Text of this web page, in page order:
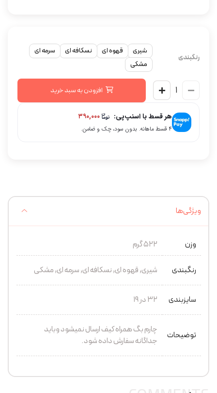
رنگبندی
شیری قهوه ای نسکافه ای
سرمه ای
مشکی
افزودن به سبد خرید
هر قسط با اسنپ‌پی:
۴ قسط ماهانه. بدون سود، چک و ضامن.
ویژگی‌ها
وزن 522 گرم
رنگبندی شیری, قهوه ای, نسکافه ای, سرمه ای, مشکی
سایزبندی 32 در 19
توضیحات
چارم بگ همراه کیف ارسال نمیشود وباید
جداگانه سفارش داده شود.